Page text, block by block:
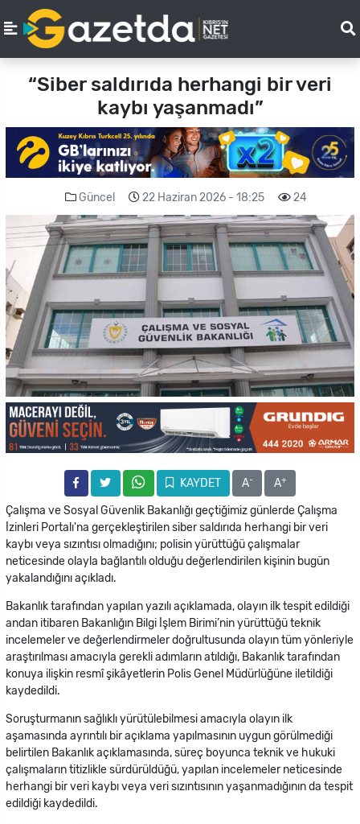
“Siber saldırıda herhangi bir veri
kaybı yaşanmadı”
Güncel 22 Haziran 2026 - 18:25 24
KAYDET A- A+
Çalışma ve Sosyal Güvenlik Bakanlığı geçtiğimiz günlerde Çalışma
İzinleri Portalı'na gerçekleştirilen siber saldırıda herhangi bir veri
kaybı veya sızıntısı olmadığını; polisin yürüttüğü çalışmalar
neticesinde olayla bağlantılı olduğu değerlendirilen kişinin bugün
yakalandığını açıkladı.
Bakanlık tarafından yapılan yazılı açıklamada, olayın ilk tespit edildiği
andan itibaren Bakanlığın Bilgi İşlem Birimi’nin yürüttüğü teknik
incelemeler ve değerlendirmeler doğrultusunda olayın tüm yönleriyle
araştırılması amacıyla gerekli adımların atıldığı, Bakanlık tarafından
konuya ilişkin resmî şikâyetlerin Polis Genel Müdürlüğüne iletildiği
kaydedildi.
Soruşturmanın sağlıklı yürütülebilmesi amacıyla olayın ilk
aşamasında ayrıntılı bir açıklama yapılmasının uygun görülmediği
belirtilen Bakanlık açıklamasında, süreç boyunca teknik ve hukuki
çalışmaların titizlikle sürdürüldüğü, yapılan incelemeler neticesinde
herhangi bir veri kaybı veya veri sızıntısının yaşanmadığının da tespit
edildiği kaydedildi.